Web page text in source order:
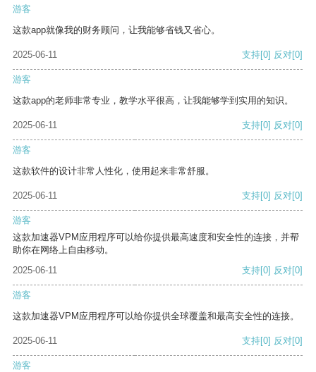
游客
这款app就像我的财务顾问，让我能够省钱又省心。
2025-06-11 支持[0] 反对[0]
游客
这款app的老师非常专业，教学水平很高，让我能够学到实用的知识。
2025-06-11 支持[0] 反对[0]
游客
这款软件的设计非常人性化，使用起来非常舒服。
2025-06-11 支持[0] 反对[0]
游客
这款加速器VPM应用程序可以给你提供最高速度和安全性的连接，并帮
助你在网络上自由移动。
2025-06-11
支持[0] 反对[0]
游客
这款加速器VPM应用程序可以给你提供全球覆盖和最高安全性的连接。
2025-06-11 支持[0] 反对[0]
游客